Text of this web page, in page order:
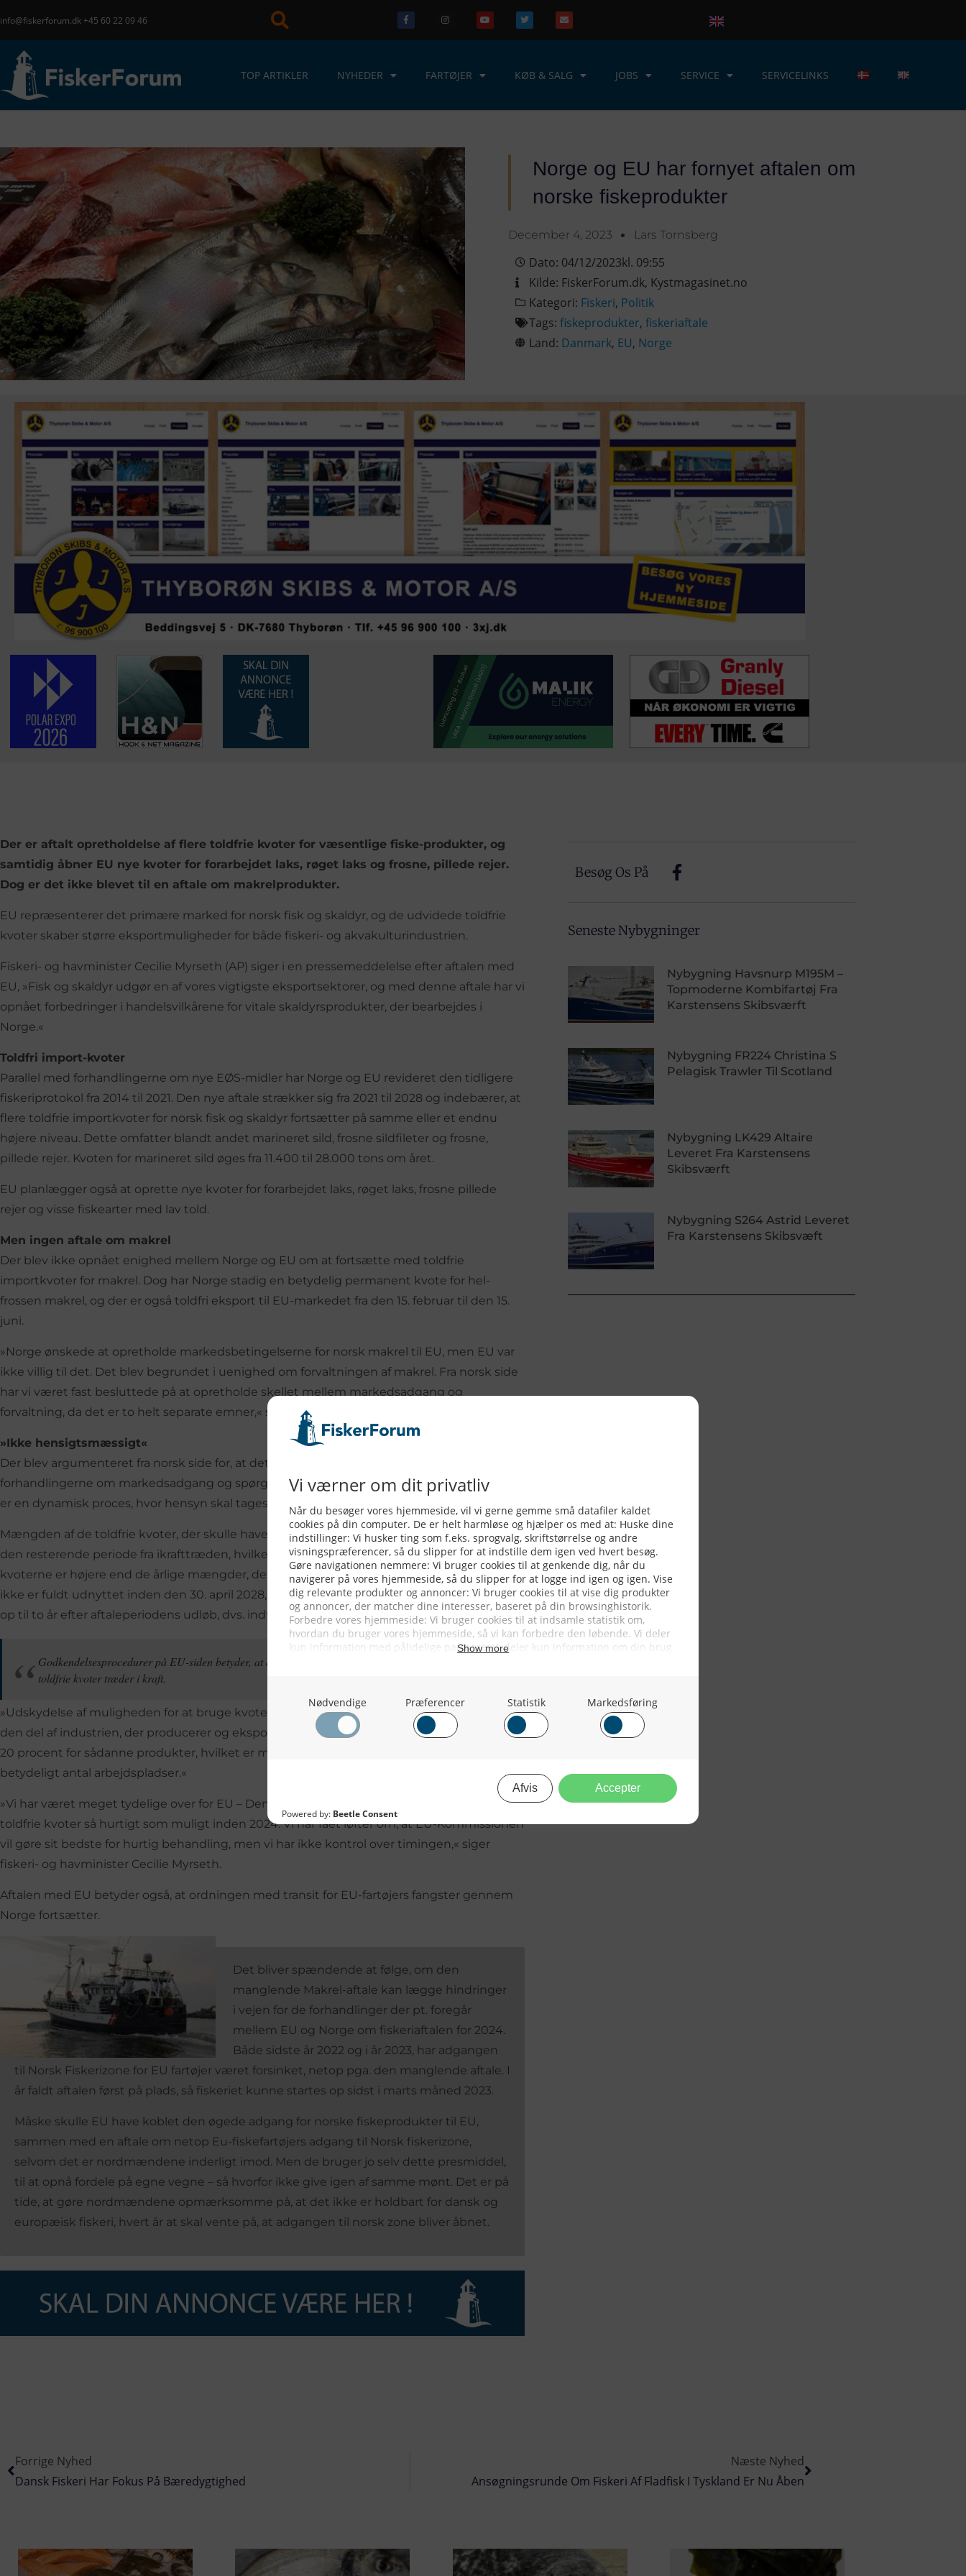
info@fiskerforum.dk +45 60 22 09 46
TOP ARTIKLER NYHEDER FARTØJER KØB & SALG JOBS SERVICE SERVICELINKS
Norge og EU har fornyet aftalen om
norske fiskeprodukter
December 4, 2023 Lars Tornsberg
Dato: 04/12/2023kl. 09:55
Kilde: FiskerForum.dk, Kystmagasinet.no
Kategori: Fiskeri, Politik
Tags: fiskeprodukter, fiskeriaftale
Land: Danmark, EU, Norge
Der er aftalt opretholdelse af flere toldfrie kvoter for væsentlige fiske-produkter, og
samtidig åbner EU nye kvoter for forarbejdet laks, røget laks og frosne, pillede rejer.
Dog er det ikke blevet til en aftale om makrelprodukter.
EU repræsenterer det primære marked for norsk fisk og skaldyr, og de udvidede toldfrie
kvoter skaber større eksportmuligheder for både fiskeri- og akvakulturindustrien.
Fiskeri- og havminister Cecilie Myrseth (AP) siger i en pressemeddelelse efter aftalen med
EU, »Fisk og skaldyr udgør en af vores vigtigste eksportsektorer, og med denne aftale har vi
opnået forbedringer i handelsvilkårene for vitale skaldyrsprodukter, der bearbejdes i
Norge.«
Toldfri import-kvoter
Parallel med forhandlingerne om nye EØS-midler har Norge og EU revideret den tidligere
fiskeriprotokol fra 2014 til 2021. Den nye aftale strækker sig fra 2021 til 2028 og indebærer, at
flere toldfrie importkvoter for norsk fisk og skaldyr fortsætter på samme eller et endnu
højere niveau. Dette omfatter blandt andet marineret sild, frosne sildfileter og frosne,
pillede rejer. Kvoten for marineret sild øges fra 11.400 til 28.000 tons om året.
EU planlægger også at oprette nye kvoter for forarbejdet laks, røget laks, frosne pillede
rejer og visse fiskearter med lav told.
Men ingen aftale om makrel
Der blev ikke opnået enighed mellem Norge og EU om at fortsætte med toldfrie
importkvoter for makrel. Dog har Norge stadig en betydelig permanent kvote for hel-
frossen makrel, og der er også toldfri eksport til EU-markedet fra den 15. februar til den 15.
juni.
»Norge ønskede at opretholde markedsbetingelserne for norsk makrel til EU, men EU var
ikke villig til det. Det blev begrundet i uenighed om forvaltningen af makrel. Fra norsk side
har vi været fast besluttede på at opretholde skellet mellem markedsadgang og
forvaltning, da det er to helt separate emner,« siger fiskeri- og havminister Cecilie Myrseth.
»Ikke hensigtsmæssigt«
Der blev argumenteret fra norsk side for, at det ikke er hensigtsmæssigt at blande
forhandlingerne om markedsadgang og spørgsmål om ressourcestyring. Ressourcestyring
er en dynamisk proces, hvor hensyn skal tages til biologiske forhold og årlige svingninger.
Mængden af de toldfrie kvoter, der skulle have været tildelt fra 1. maj 2021, fordeles over
den resterende periode fra ikrafttræden, hvilket resulterer i, at den faktiske størrelse af
kvoterne er højere end de årlige mængder, der er forhandlet. Hvis de toldfrie importkvoter
ikke er fuldt udnyttet inden den 30. april 2028, kan den resterende mængde eksporteres i
op til to år efter aftaleperiodens udløb, dvs. indtil den 30. april 2030.
Godkendelsesprocedurer på EU-siden betyder, at der vil gå noget tid, før de
toldfrie kvoter træder i kraft.
»Udskydelse af muligheden for at bruge kvoterne indtil ind i 2024 udgør en udfordring for
den del af industrien, der producerer og eksporterer halvfabrikata af sild. Tolden når op på
20 procent for sådanne produkter, hvilket er meget udfordrende og kan påvirke et
betydeligt antal arbejdspladser.«
»Vi har været meget tydelige over for EU – Den norske industri skal have adgang til de
toldfrie kvoter så hurtigt som muligt inden 2024. Vi har fået løfter om, at EU-Kommissionen
vil gøre sit bedste for hurtig behandling, men vi har ikke kontrol over timingen,« siger
fiskeri- og havminister Cecilie Myrseth.
Aftalen med EU betyder også, at ordningen med transit for EU-fartøjers fangster gennem
Norge fortsætter.
Det bliver spændende at følge, om den
manglende Makrel-aftale kan lægge hindringer
i vejen for de forhandlinger der pt. foregår
mellem EU og Norge om fiskeriaftalen for 2024.
Både sidste år 2022 og i år 2023, har adgangen
til Norsk Fiskerizone for EU fartøjer været forsinket, netop pga. den manglende aftale. I
år faldt aftalen først på plads, så fiskeriet kunne startes op sidst i marts måned 2023.
Måske skulle EU have koblet den øgede adgang for norske fiskeprodukter til EU,
sammen med en aftale om netop Eu-fiskefartøjers adgang til Norsk fiskerizone,
selvom det er nordmændene inderligt imod. Men de bruger jo selv dette presmiddel,
til at opnå fordele på egne vegne – så hvorfor ikke give igen af samme mønt. Det er på
tide, at gøre nordmændene opmærksomme på, at det ikke er holdbart for dansk og
europæisk fiskeri, hvert år at skal vente på, at adgangen til norsk zone bliver åbnet.
Besøg Os På
Seneste Nybygninger
Nybygning Havsnurp M195M –
Topmoderne Kombifartøj Fra
Karstensens Skibsværft
Nybygning FR224 Christina S
Pelagisk Trawler Til Scotland
Nybygning LK429 Altaire
Leveret Fra Karstensens
Skibsværft
Nybygning S264 Astrid Leveret
Fra Karstensens Skibsvæft
Forrige Nyhed
Dansk Fiskeri Har Fokus På Bæredygtighed
Næste Nyhed
Ansøgningsrunde Om Fiskeri Af Fladfisk I Tyskland Er Nu Åben